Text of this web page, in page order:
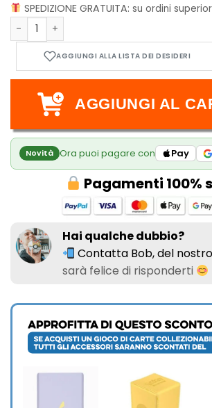
SPEDIZIONE GRATUITA:su ordini
Pokemon TGC Ninja Spinner Box 30
AGGIUNGI AL
Novità Ora puoi pagare con Pay
Pagamenti 100%
Hai qualche dubbio?
Contatta Bob, del
sarà felice di risponderti